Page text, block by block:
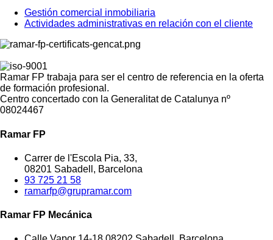
Gestión comercial inmobiliaria
Actividades administrativas en relación con el cliente
Ramar FP trabaja para ser el centro de referencia en la oferta
de formación profesional.
Centro concertado con la Generalitat de Catalunya nº
08024467
Ramar FP
Carrer de l'Escola Pia, 33,
08201 Sabadell, Barcelona
93 725 21 58
ramarfp@grupramar.com
Ramar FP Mecánica